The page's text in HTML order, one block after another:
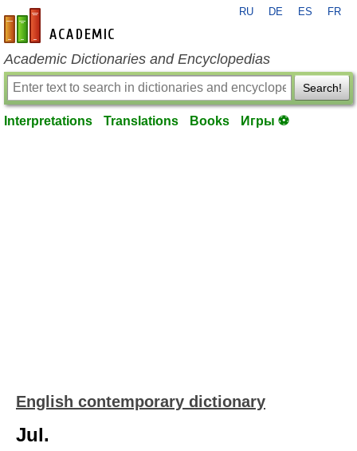
en-academic.com
RU DE ES FR
Academic Dictionaries and Encyclopedias
Search!
Interpretations Translations Books Игры ⚽
English contemporary dictionary
Jul.